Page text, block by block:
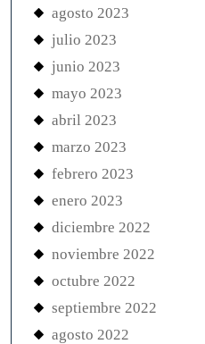
agosto 2023
julio 2023
junio 2023
mayo 2023
abril 2023
marzo 2023
febrero 2023
enero 2023
diciembre 2022
noviembre 2022
octubre 2022
septiembre 2022
agosto 2022